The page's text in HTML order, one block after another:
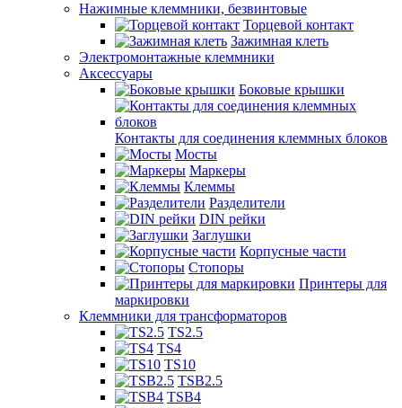
Нажимные клеммники, безвинтовые
Торцевой контакт
Зажимная клеть
Электромонтажные клеммники
Аксессуары
Боковые крышки
Контакты для соединения клеммных блоков
Мосты
Маркеры
Клеммы
Разделители
DIN рейки
Заглушки
Корпусные части
Стопоры
Принтеры для
маркировки
Клеммники для трансформаторов
TS2.5
TS4
TS10
TSB2.5
TSB4